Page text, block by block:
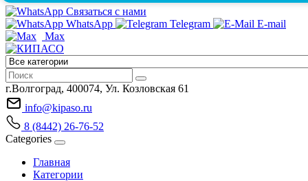
Связаться с нами
WhatsApp
Telegram
E-mail
Max
г.Волгоград, 400074, Ул. Козловская 61
info@kipaso.ru
8 (8442) 26-76-52
Categories
Главная
Категории